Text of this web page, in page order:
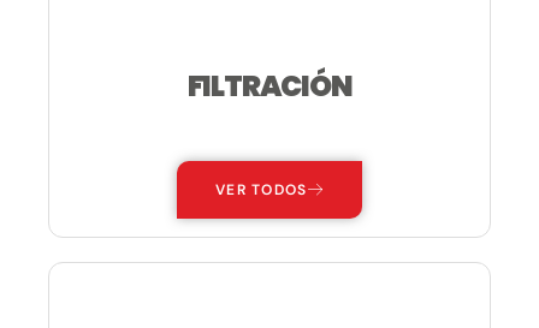
FILTRACIÓN
VER TODOS